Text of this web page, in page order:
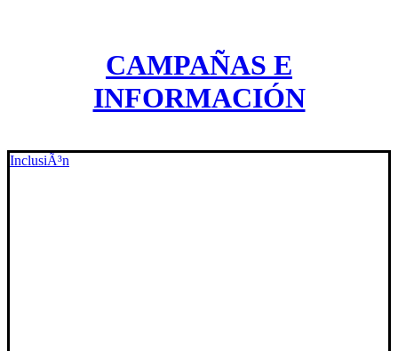
CAMPAÑAS E
INFORMACIÓN
InclusiÃ³n